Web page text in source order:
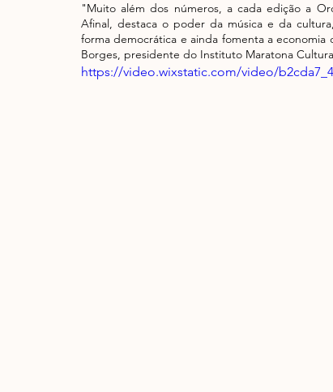
"Muito além dos números, a cada edição a
Afinal, destaca o poder da música e da
forma democrática e ainda fomenta a economia
Borges, presidente do Instituto Maratona
https://video.wixstatic.com/video/